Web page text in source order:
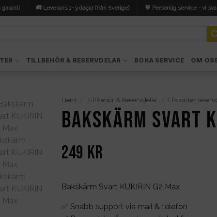
garanti 🚚 Leverans 1–3 dagar (från Sverige) 💬 Personlig service - vi
TILLBEHÖR & RESERVDELAR BOKA SERVICE OM
Hem Tillbehör & Reservdelar Elscooter
Bakskärm Svart
249 kr
Bakskärm Svart KUKIRIN G2 Max
✅ Snabb support via mail & telefon